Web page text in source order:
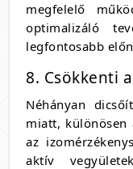
megfelelő
optimalizáló
legfontosabb
8. Csökkenti
Néhányan
miatt, különösen
az
aktív